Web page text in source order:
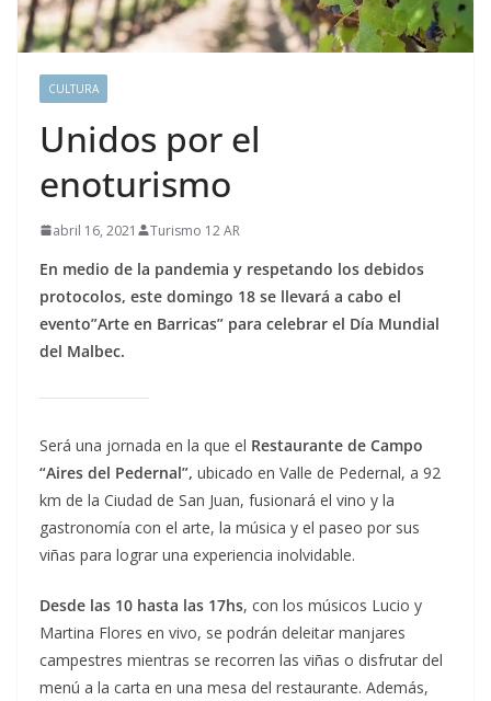
CULTURA
Unidos por el
enoturismo
abril 16, 2021 Turismo 12 AR
En medio de la pandemia y respetando los debidos
protocolos, este domingo 18 se llevará a cabo el
evento”Arte en Barricas” para celebrar el Día Mundial
del Malbec.
Será una jornada en la que el Restaurante de Campo
“Aires del Pedernal”, ubicado en Valle de Pedernal, a 92
km de la Ciudad de San Juan, fusionará el vino y la
gastronomía con el arte, la música y el paseo por sus
viñas para lograr una experiencia inolvidable.
Desde las 10 hasta las 17hs, con los músicos Lucio y
Martina Flores en vivo, se podrán deleitar manjares
campestres mientras se recorren las viñas o disfrutar del
menú a la carta en una mesa del restaurante. Además,